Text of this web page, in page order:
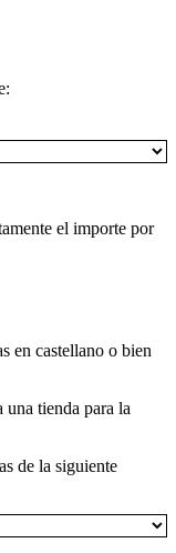
el importe por
en castellano o bien
una tienda para la
de la siguiente